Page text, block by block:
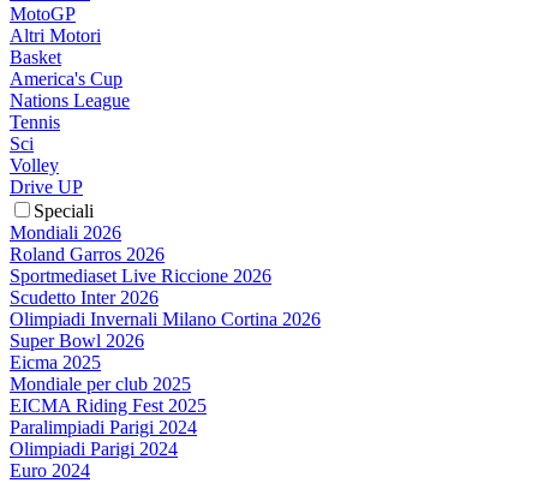
MotoGP
Altri Motori
Basket
America's Cup
Nations League
Tennis
Sci
Volley
Drive UP
Speciali
Mondiali 2026
Roland Garros 2026
Sportmediaset Live Riccione 2026
Scudetto Inter 2026
Olimpiadi Invernali Milano Cortina 2026
Super Bowl 2026
Eicma 2025
Mondiale per club 2025
EICMA Riding Fest 2025
Paralimpiadi Parigi 2024
Olimpiadi Parigi 2024
Euro 2024